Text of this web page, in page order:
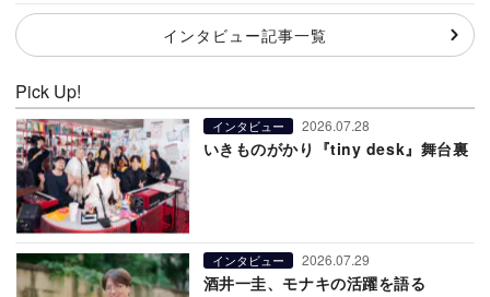
インタビュー記事一覧
Pick Up!
インタビュー 2026.07.28
いきものがかり『tiny desk』舞台裏
インタビュー 2026.07.29
酒井一圭、モナキの活躍を語る